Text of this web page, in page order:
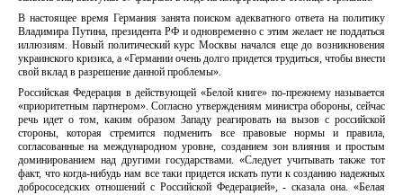
В настоящее время Германия занята поиском адекватного ответа на политику
Владимира Путина, президента РФ и одновременно с этим желает не поддаться
иллюзиям. Новый политический курс Москвы начался еще до возникновения
украинского кризиса, а «Германии очень долго придется трудиться, чтобы внести
свой вклад в разрешение данной проблемы».
Российская Федерация в действующей «Белой книге» по-прежнему называется
«приоритетным партнером». Согласно утверждениям министра обороны, сейчас
речь идет о том, каким образом Западу реагировать на вызов с российской
стороны, которая стремится подменить все правовые нормы и правила,
согласованные на международном уровне, созданием зон влияния и простым
доминированием над другими государствами. «Следует учитывать также тот
факт, что когда-нибудь нам все таки придется искать пути к созданию надежных
добрососедских отношений с Российской Федерацией», - сказала она. «Белая